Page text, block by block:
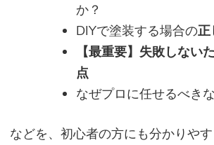
か？
DIYで塗装する場合の正
【最重要】失敗しない
点
なぜプロに任せるべき
などを、初心者の方にも分かりやす